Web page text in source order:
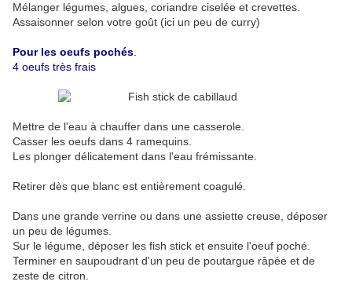
Mélanger légumes, algues, coriandre ciselée et crevettes.
Assaisonner selon votre goût (ici un peu de curry)
Pour les oeufs pochés
4 oeufs très frais
Mettre de l'eau à chauffer dans une casserole.
Casser les oeufs dans 4 ramequins.
Les plonger délicatement dans l'eau frémissante.
Retirer dès que blanc est entièrement coagulé.
Dans une grande verrine ou dans une assiette creuse, déposer
un peu de légumes.
Sur le légume, déposer les fish stick et ensuite l'oeuf poché.
Terminer en saupoudrant d'un peu de poutargue râpée et de
zeste de citron.